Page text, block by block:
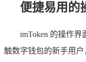
便捷易用的
imToken 的操作
触数字钱包的新手用